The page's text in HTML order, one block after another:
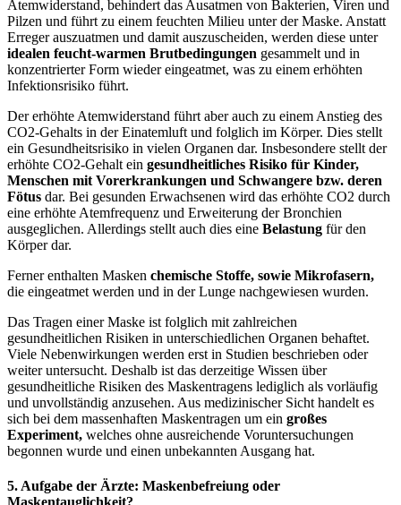
Atemwiderstand, behindert das Ausatmen von Bakterien, Viren und
Pilzen und führt zu einem feuchten Milieu unter der Maske. Anstatt
Erreger auszuatmen und damit auszuscheiden, werden diese unter
idealen feucht-warmen Brutbedingungen gesammelt und in
konzentrierter Form wieder eingeatmet, was zu einem erhöhten
Infektionsrisiko führt.
Der erhöhte Atemwiderstand führt aber auch zu einem Anstieg des
CO2-Gehalts in der Einatemluft und folglich im Körper. Dies stellt
ein Gesundheitsrisiko in vielen Organen dar. Insbesondere stellt der
erhöhte CO2-Gehalt ein gesundheitliches Risiko für Kinder,
Menschen mit Vorerkrankungen und Schwangere bzw. deren
Fötus dar. Bei gesunden Erwachsenen wird das erhöhte CO2 durch
eine erhöhte Atemfrequenz und Erweiterung der Bronchien
ausgeglichen. Allerdings stellt auch dies eine Belastung für den
Körper dar.
Ferner enthalten Masken chemische Stoffe, sowie Mikrofasern,
die eingeatmet werden und in der Lunge nachgewiesen wurden.
Das Tragen einer Maske ist folglich mit zahlreichen
gesundheitlichen Risiken in unterschiedlichen Organen behaftet.
Viele Nebenwirkungen werden erst in Studien beschrieben oder
weiter untersucht. Deshalb ist das derzeitige Wissen über
gesundheitliche Risiken des Maskentragens lediglich als vorläufig
und unvollständig anzusehen. Aus medizinischer Sicht handelt es
sich bei dem massenhaften Maskentragen um ein großes
Experiment, welches ohne ausreichende Voruntersuchungen
begonnen wurde und einen unbekannten Ausgang hat.
5. Aufgabe der Ärzte: Maskenbefreiung oder